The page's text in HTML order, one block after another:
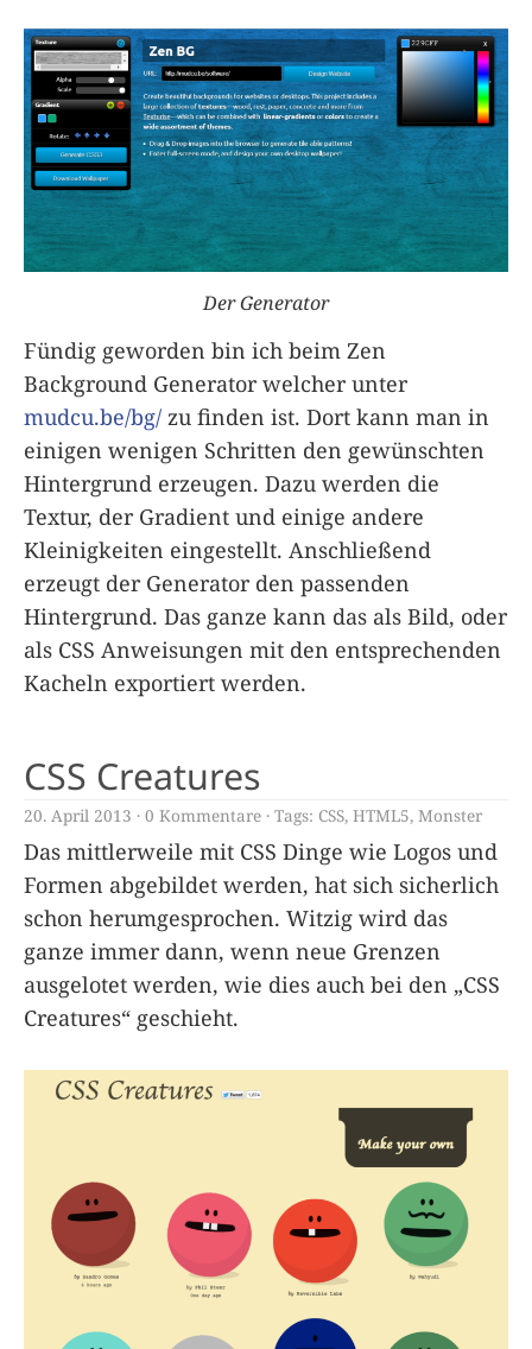
Der Generator
Fündig geworden bin ich beim Zen
Background Generator welcher unter
mudcu.be/bg/ zu finden ist. Dort kann man in
einigen wenigen Schritten den gewünschten
Hintergrund erzeugen. Dazu werden die
Textur, der Gradient und einige andere
Kleinigkeiten eingestellt. Anschließend
erzeugt der Generator den passenden
Hintergrund. Das ganze kann das als Bild, oder
als CSS Anweisungen mit den entsprechenden
Kacheln exportiert werden.
CSS Creatures
20. April 2013 0 Kommentare Tags: CSS, HTML5, Monster
Das mittlerweile mit CSS Dinge wie Logos und
Formen abgebildet werden, hat sich sicherlich
schon herumgesprochen. Witzig wird das
ganze immer dann, wenn neue Grenzen
ausgelotet werden, wie dies auch bei den „CSS
Creatures“ geschieht.